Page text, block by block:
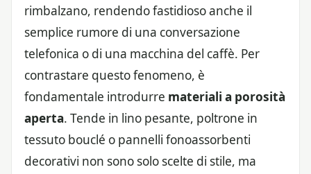
rimbalzano, rendendo fastidioso anche il
semplice rumore di una conversazione
telefonica o di una macchina del caffè. Per
contrastare questo fenomeno, è
fondamentale introdurre materiali a porosità
aperta. Tende in lino pesante, poltrone in
tessuto bouclé o pannelli fonoassorbenti
decorativi non sono solo scelte di stile, ma